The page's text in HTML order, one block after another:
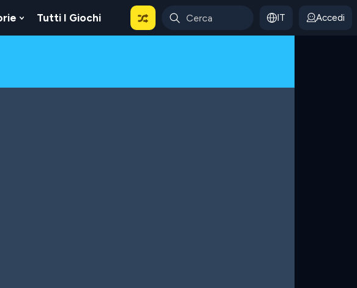
Show
Submenu
Tutti I Giochi IT Accedi